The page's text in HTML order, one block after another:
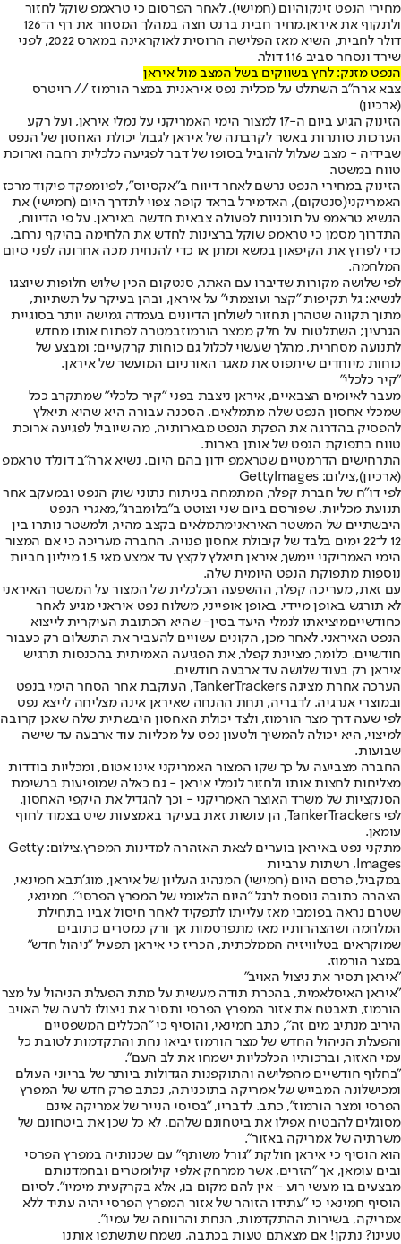
מחירי הנפט זינקוהיום (חמישי), לאחר הפרסום כי טראמפ שוקל לחזור
ולתקוף את איראן.
מחיר חבית ברנט חצה במהלך המסחר את רף ה־126
דולר לחבית, השיא מאז הפלישה הרוסית לאוקראינה במארס 2022, לפני
שירד ונסחר סביב 116 דולר.
הנפט מזנק: לחץ בשווקים בשל המצב מול איראן
צבא ארה"ב השתלט על מכלית נפט איראנית במצר הורמוז // רויטרס
(ארכיון)
הזינוק הגיע ביום ה-17 ל
מצור הימי האמריקני על נמלי איראן, ועל רקע
הערכות סותרות באשר לקרבתה של איראן לגבול יכולת האחסון של הנפט
שבידיה - מצב שעלול להוביל בסופו של דבר לפגיעה כלכלית רחבה וארוכת
טווח במשטר.
הזינוק במחירי הנפט נרשם לאחר דיווח ב"אקסיוס", לפיומפקד פיקוד מרכז
האמריקני(סנטקום), האדמירל בראד קופר, צפוי לתדרך היום (חמישי) את
הנשיא טראמפ על תוכניות לפעולה צבאית חדשה באיראן. על פי הדיווח,
התדרוך מסמן כי טראמפ שוקל ברצינות לחדש את הלחימה בהיקף נרחב,
כדי לפרוץ את הקיפאון במשא ומתן או כדי להנחית מכה אחרונה לפני סיום
המלחמה.
לפי שלושה מקורות שדיברו עם האתר, סנטקום הכין שלוש חלופות שיוצגו
לנשיא: גל תקיפות "קצר ועוצמתי" על איראן, ובהן בעיקר על תשתיות,
מתוך תקווה שטהרן תחזור לשולחן הדיונים בעמדה גמישה יותר בסוגיית
הגרעין; השתלטות על חלק ממצר הורמוזבמטרה לפתוח אותו מחדש
לתנועה מסחרית, מהלך שעשוי לכלול גם כוחות קרקעיים; ומבצע של
כוחות מיוחדים שיתפוס את מאגר האורניום המועשר של איראן.
"קיר כלכלי"
מעבר לאיומים הצבאיים, איראן ניצבת בפני "קיר כלכלי" שמתקרב ככל
שמכלי אחסון הנפט שלה מתמלאים. הסכנה עבורה היא שהיא תיאלץ
להפסיק בהדרגה את הפקת הנפט מבארותיה, מה שיוביל לפגיעה ארוכת
טווח בתפוקת הנפט של אותן בארות.
התרחישים הדרמטיים שטראמפ ידון בהם היום. נשיא ארה"ב דונלד טראמפ
(ארכיון),צילום: GettyImages
לפי דו"ח של חברת קפלר, המתמחה בניתוח נתוני שוק הנפט ובמעקב אחר
תנועת מכליות, שפורסם ביום שני וצוטט ב"בלומברג",מאגרי הנפט
היבשתיים של המשטר האיראנימתמלאים בקצב מהיר, ולמשטר נותרו בין
12 ל־22 ימים בלבד של קיבולת אחסון פנויה. החברה מעריכה כי אם המצור
הימי האמריקני יימשך, איראן תיאלץ לקצץ עד אמצע מאי 1.5 מיליון חביות
נוספות מתפוקת הנפט היומית שלה.
עם זאת, מעריכה קפלר, ההשפעה הכלכלית של המצור על המשטר האיראני
לא תורגש באופן מיידי. באופן אופייני, משלוח נפט איראני מגיע לאחר
כחודשייםמיציאתו לנמלי היעד בסין- שהיא הכתובת העיקרית לייצוא
הנפט האיראני. לאחר מכן, הקונים עשויים להעביר את התשלום רק כעבור
חודשיים. כלומר, מציינת קפלר, את הפגיעה האמיתית בהכנסות תרגיש
איראן רק בעוד שלושה עד ארבעה חודשים.
הערכה אחרת מציגה TankerTrackers, העוקבת אחר הסחר הימי בנפט
ובמוצרי אנרגיה. לדבריה, תחת ההנחה שאיראן אינה מצליחה לייצא נפט
לפי שעה דרך מצר הורמוז, ולצד יכולת האחסון היבשתית שלה שאכן קרובה
למיצוי, היא יכולה להמשיך ולטעון נפט על מכליות עוד ארבעה עד שישה
שבועות.
החברה מצביעה על כך שקו המצור האמריקני אינו אטום, ומכליות בודדות
מצליחות לחצות אותו ולחזור לנמלי איראן - גם כאלה שמופיעות ברשימת
הסנקציות של משרד האוצר האמריקני - וכך להגדיל את היקפי האחסון.
לפי TankerTrackers, הן עושות זאת בעיקר באמצעות שיט בצמוד לחוף
עומאן.
מתקני נפט באיראן בוערים לצאת האזהרה למדינות המפרץ,צילום: Getty
Images, רשתות ערביות
במקביל, פרסם היום (חמישי) המנהיג העליון של איראן, מוג׳תבא חמינאי,
הצהרה כתובה נוספת לרגל ״היום הלאומי של המפרץ הפרסי״. חמינאי,
שטרם נראה בפומבי מאז עלייתו לתפקיד לאחר חיסול אביו בתחילת
המלחמה ושהצהרותיו מאז מתפרסמות אך ורק כמסרים כתובים
שמוקראים בטלוויזיה הממלכתית, הכריז כי איראן תפעיל ״ניהול חדש״
במצר הורמוז.
"איראן תסיר את ניצול האויב"
"איראן האיסלאמית, בהכרת תודה מעשית על מתת הפעלת הניהול על מצר
הורמוז, תאבטח את אזור המפרץ הפרסי ותסיר את ניצולו לרעה של האויב
היריב מנתיב מים זה", כתב חמינאי, והוסיף כי "הכללים המשפטיים
והפעלת הניהול החדש של מצר הורמוז יביאו נחת והתקדמות לטובת כל
עמי האזור, וברכותיו הכלכליות ישמחו את לב העם".
"בחלוף חודשיים מהפלישה והתוקפנות הגדולות ביותר של בריוני העולם
ומכישלונה המבייש של אמריקה בתוכניתה, נכתב פרק חדש של המפרץ
הפרסי ומצר הורמוז", כתב. לדבריו, "בסיסי הנייר של אמריקה אינם
מסוגלים להבטיח אפילו את ביטחונם שלהם, לא כל שכן את ביטחונם של
משרתיה של אמריקה באזור".
הוא הוסיף כי איראן חולקת "גורל משותף" עם שכנותיה במפרץ הפרסי
ובים עומאן, אך "הזרים, אשר ממרחק אלפי קילומטרים ובחמדנותם
מבצעים בו מעשי רוע - אין להם מקום בו, אלא בקרקעית מימיו". לסיום
הוסיף חמינאי כי "עתידו הזוהר של אזור המפרץ הפרסי יהיה עתיד ללא
אמריקה, בשירות ההתקדמות, הנחת והרווחה של עמיו".
טעינו? נתקן! אם מצאתם טעות בכתבה, נשמח שתשתפו אותנו